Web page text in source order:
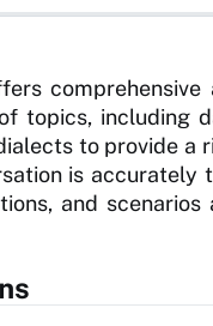
topics, including
to provide
is
and